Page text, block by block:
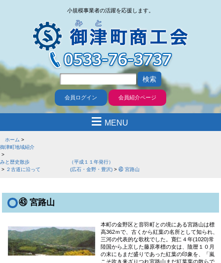
小規模事業者の活躍を応援します。
会員ログイン 会員紹介ページ
≡ MENU
ホーム
御津町地域紹介
みと歴史散歩 （平成１１年発行）
２古道に沿って (広石・金野・豊沢)
㊸ 宮路山
㊸ 宮路山
本町の金野区と音羽町との境にある宮路山は標
高362ｍで、古くから紅葉の名所として知られ、
三河の代表的な歌枕でした。寛仁４年(1020)常
陸国から上京した藤原孝標の女は、陰暦１０月
の末にもまだ盛りであった紅葉の印象を、「嵐
こそ吹き来ざりつれ宮路山まだ紅葉葉の散らで